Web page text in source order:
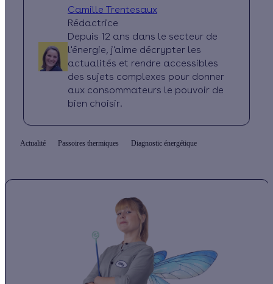
Camille Trentesaux
Rédactrice
Depuis 12 ans dans le secteur de
l'énergie, j'aime décrypter les
actualités et rendre accessibles
des sujets complexes pour donner
aux consommateurs le pouvoir de
bien choisir.
Actualité Passoires thermiques Diagnostic énergétique